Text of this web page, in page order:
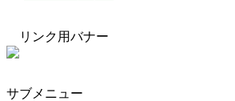
リンク用バナー
サブメニュー